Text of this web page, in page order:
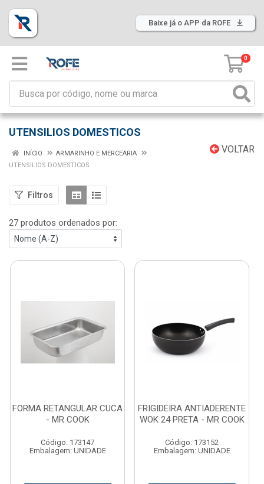
Baixe já o APP da ROFE
0
UTENSILIOS DOMESTICOS
VOLTAR
INÍCIO
ARMARINHO E MERCEARIA
UTENSILIOS DOMESTICOS
Filtros
27 produtos ordenados por:
FORMA RETANGULAR CUCA
- MR COOK
Código: 173147
Embalagem: UNIDADE
FRIGIDEIRA ANTIADERENTE
WOK 24 PRETA - MR COOK
Código: 173152
Embalagem: UNIDADE